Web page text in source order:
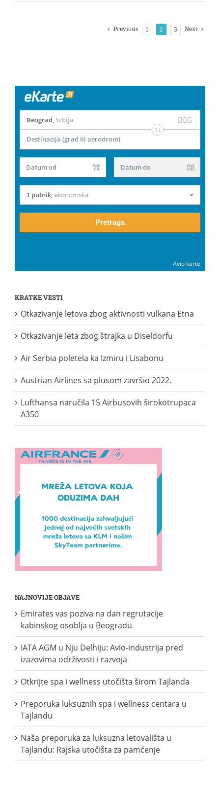
Previous 1 2 3 Next
Beograd, Srbija BEG
Destinacija (grad ili aerodrom)
Datum od Datum do
1 putnik,ekonomska
Pretraga
Avio karte
KRATKE VESTI
Otkazivanje letova zbog aktivnosti vulkana Etna
Otkazivanje leta zbog štrajka u Diseldorfu
Air Serbia poletela ka Izmiru i Lisabonu
Austrian Airlines sa plusom završio 2022.
Lufthansa naručila 15 Airbusovih širokotrupaca
A350
NAJNOVIJE OBJAVE
Emirates vas poziva na dan regrutacije
kabinskog osoblja u Beogradu
IATA AGM u Nju Delhiju: Avio-industrija pred
izazovima održivosti i razvoja
Otkrijte spa i wellness utočišta širom Tajlanda
Preporuka luksuznih spa i wellness centara u
Tajlandu
Naša preporuka za luksuzna letovališta u
Tajlandu: Rajska utočišta za pamćenje